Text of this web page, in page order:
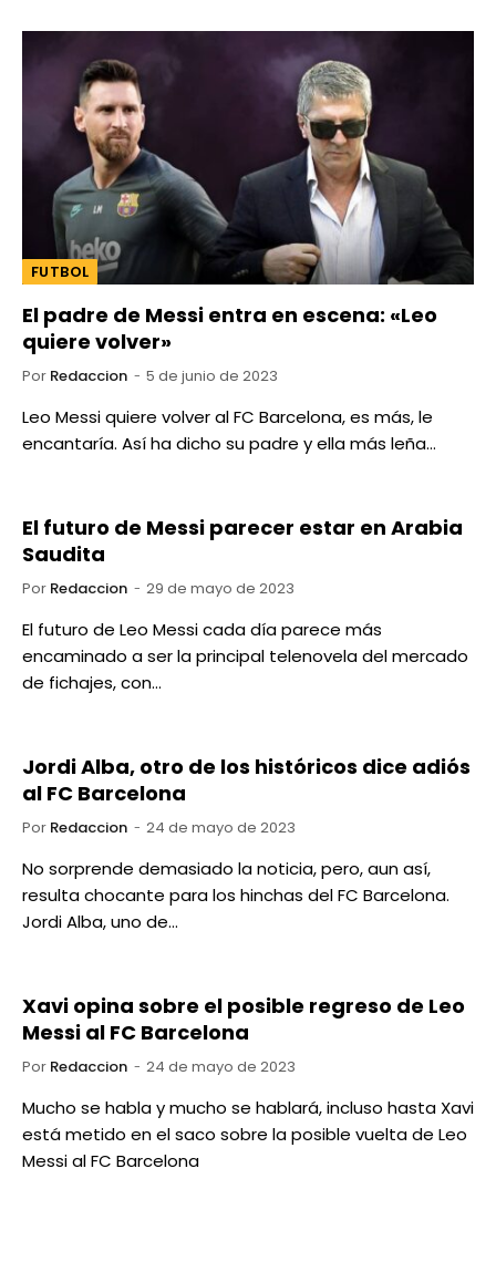
FUTBOL
El padre de Messi entra en escena: «Leo
quiere volver»
Por Redaccion 5 de junio de 2023
Leo Messi quiere volver al FC Barcelona, es más, le
encantaría. Así ha dicho su padre y ella más leña…
El futuro de Messi parecer estar en Arabia
Saudita
Por Redaccion 29 de mayo de 2023
El futuro de Leo Messi cada día parece más
encaminado a ser la principal telenovela del mercado
de fichajes, con…
Jordi Alba, otro de los históricos dice adiós
al FC Barcelona
Por Redaccion 24 de mayo de 2023
No sorprende demasiado la noticia, pero, aun así,
resulta chocante para los hinchas del FC Barcelona.
Jordi Alba, uno de…
Xavi opina sobre el posible regreso de Leo
Messi al FC Barcelona
Por Redaccion 24 de mayo de 2023
Mucho se habla y mucho se hablará, incluso hasta Xavi
está metido en el saco sobre la posible vuelta de Leo
Messi al FC Barcelona